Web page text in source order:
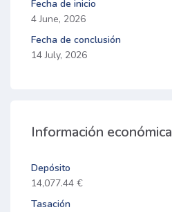
Fecha de inicio
4 June, 2026
Fecha de conclusión
14 July, 2026
Información económica
Depósito
14,077.44 €
Tasación